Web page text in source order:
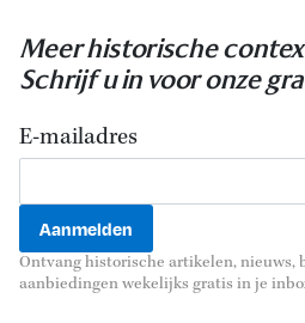
Meer historische
Schrijf u in voor onze
E-mailadres
Ontvang historische artikelen, nieuws,
aanbiedingen wekelijks gratis in je